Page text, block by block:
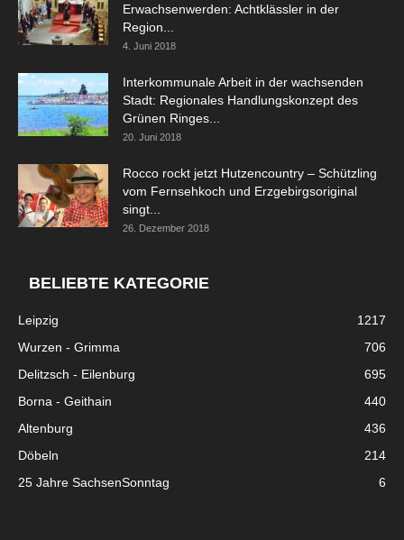
Erwachsenwerden: Achtklässler in der
Region...
4. Juni 2018
Interkommunale Arbeit in der wachsenden
Stadt: Regionales Handlungskonzept des
Grünen Ringes...
20. Juni 2018
Rocco rockt jetzt Hutzencountry – Schützling
vom Fernsehkoch und Erzgebirgsoriginal
singt...
26. Dezember 2018
BELIEBTE KATEGORIE
Leipzig
1217
Wurzen - Grimma
706
Delitzsch - Eilenburg
695
Borna - Geithain
440
Altenburg
436
Döbeln
214
25 Jahre SachsenSonntag
6